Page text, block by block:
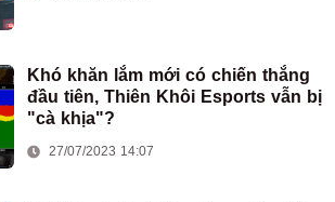
Khó khăn lắm mới có chiến thắng
đầu tiên, Thiên Khôi Esports vẫn bị
"cà khịa"?
27/07/2023 14:07